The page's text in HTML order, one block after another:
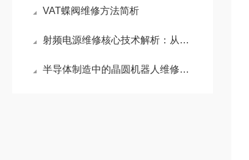
VAT蝶阀维修方法简析
射频电源维修核心技术解析：从电弧防护到精准阻抗匹配
半导体制造中的晶圆机器人维修：系统化排障与精密维护策略